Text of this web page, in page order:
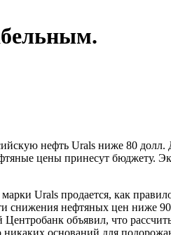
нефть Urals ниже 80
цены принесут бюджету.
Urals продается, как
снижения нефтяных цен ниже
объявил, что
оснований для